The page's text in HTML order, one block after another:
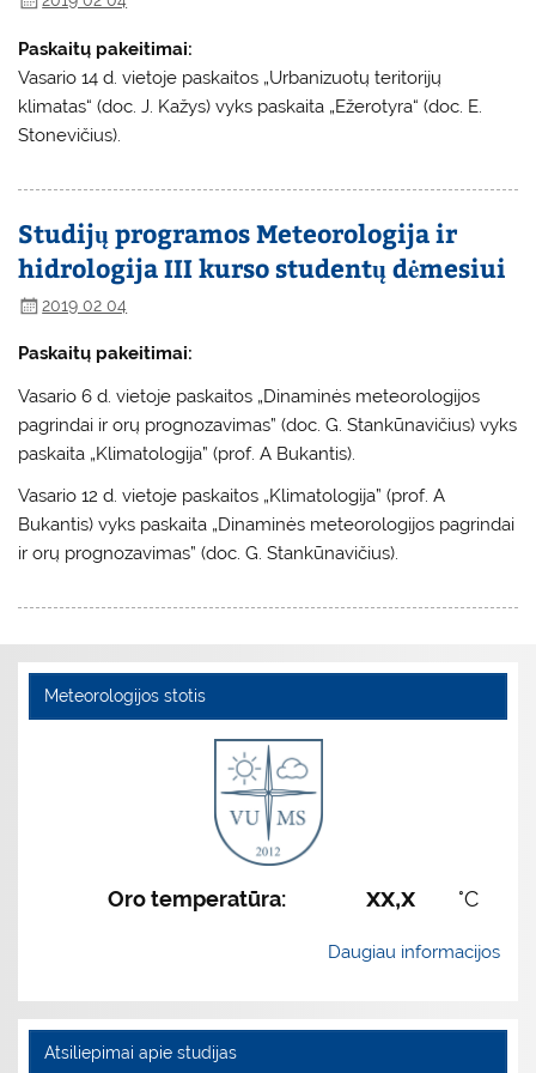
Paskaitų pakeitimai:
Vasario 14 d. vietoje paskaitos „Urbanizuotų teritorijų
klimatas“ (doc. J. Kažys) vyks paskaita „Ežerotyra“ (doc. E.
Stonevičius).
Studijų programos Meteorologija ir
hidrologija III kurso studentų dėmesiui
2019 02 04
Paskaitų pakeitimai:
Vasario 6 d. vietoje paskaitos „Dinaminės meteorologijos
pagrindai ir orų prognozavimas” (doc. G. Stankūnavičius) vyks
paskaita „Klimatologija” (prof. A Bukantis).
Vasario 12 d. vietoje paskaitos „Klimatologija” (prof. A
Bukantis) vyks paskaita „Dinaminės meteorologijos pagrindai
ir orų prognozavimas” (doc. G. Stankūnavičius).
Meteorologijos stotis
Oro temperatūra: xx,x °C
Daugiau informacijos
Atsiliepimai apie studijas